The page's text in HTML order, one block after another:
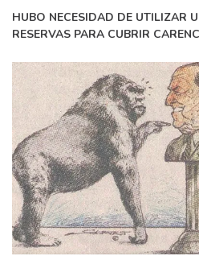
HUBO NECESIDAD DE UTILIZAR
RESERVAS PARA CUBRIR